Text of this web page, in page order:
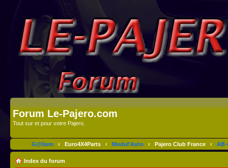
Forum Le-Pajero.com
Tout sur et pour votre Pajero.
G@lium ‹ Euro4X4Parts ‹ Modul'Auto ‹ Pajero Club France ‹ AB
Index du forum